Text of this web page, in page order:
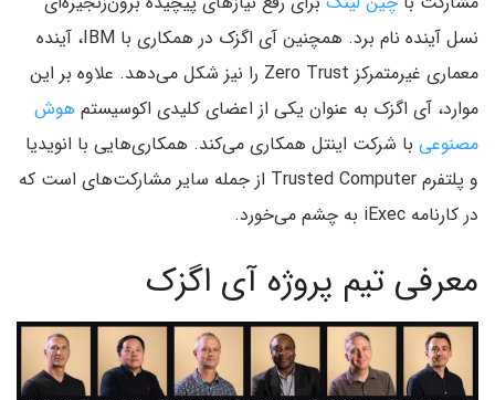
نسل آینده نام برد. همچنین آی اگزک در همکاری با IBM، آینده
معماری غیرمتمرکز Zero Trust را نیز شکل می‌دهد. علاوه بر این
موارد، آی اگزک به عنوان یکی از اعضای کلیدی اکوسیستم هوش
مصنوعی با شرکت اینتل همکاری می‌کند. همکاری‌هایی با انویدیا
و پلتفرم Trusted Computer از جمله سایر مشارکت‌های است که
در کارنامه iExec به چشم می‌خورد.
معرفی تیم پروژه آی اگزک